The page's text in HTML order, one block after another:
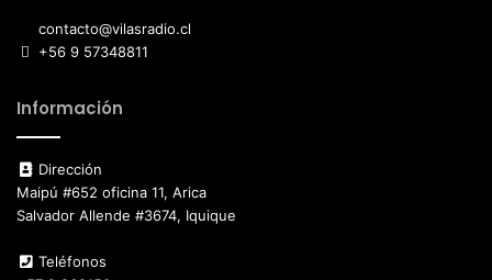
contacto@vilasradio.cl
+56 9 57348811
Información
Dirección
Maipú #652 oficina 11, Arica
Salvador Allende #3674, Iquique
Teléfonos